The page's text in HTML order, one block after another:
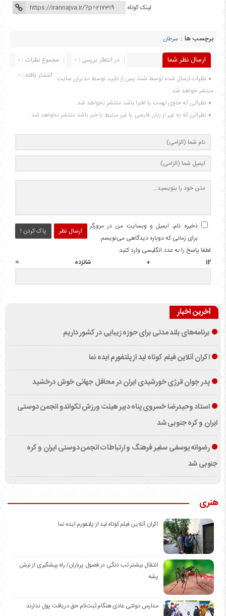
لینک کوتاه
برچسب ها : سرطان
ارسال نظر شما مجموع نظرات : 0
در انتظار بررسی : 0
انتشار یافته : 0 نظرات ارسال شده توسط شما، پس از تایید توسط مدیران سایت
منتشر خواهد شد.
نظراتی که حاوی تهمت یا افترا باشد منتشر نخواهد شد.
نظراتی که به غیر از زبان فارسی یا غیر مرتبط با خبر باشد منتشر نخواهد شد.
ارسال نظر پاک کردن !
ذخیره نام، ایمیل و وبسایت من در مرورگر
برای زمانی که دوباره دیدگاهی می‌نویسم.
لطفا پاسخ را به عدد انگلیسی وارد کنید:
12 + شانزده =
آخرین اخبار
برنامه‌های بلند مدتی برای حوزه زیبایی در کشور داریم
اکران آنلاین فیلم کوتاه لید از پلتفورم ایده نما
پدر جوان انرژی خورشیدی ایران در محافل جهانی خوش درخشید
استاد وحیدرضا خسروی پناه دبیر هیئت ورزش تکواندو انجمن دوستی
ایران و کره جنوبی شد
رضوانه یوسفی سفیر فرهنگ و ارتباطات انجمن دوستی ایران و کره
جنوبی شد
هنری
اکران آنلاین فیلم کوتاه لید از پلتفورم ایده نما
انتقال بیشتر تب دنگی در فصول پرباران/ راه پیشگیری از نیش
پشه
مدارس دولتی عادی هنگام ثبت‌نام حق دریافت پول ندارند